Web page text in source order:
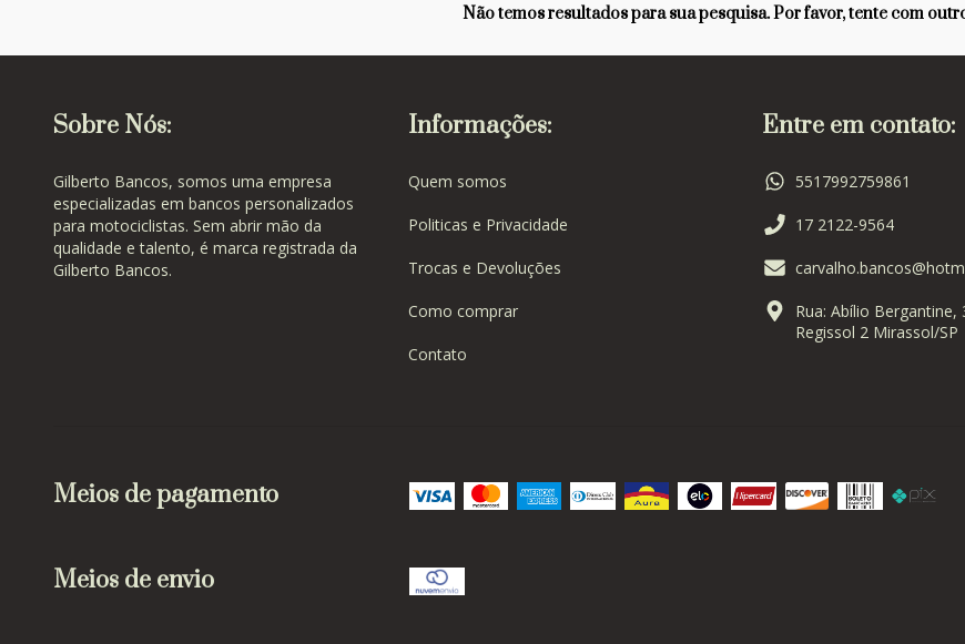
Não temos resultados para sua pesquisa. Por favor, tente com
Sobre Nós:
Gilberto Bancos, somos uma empresa
especializadas em bancos personalizados
para motociclistas. Sem abrir mão da
qualidade e talento, é marca registrada da
Gilberto Bancos.
Informações:
Quem somos
Politicas e Privacidade
Trocas e Devoluções
Como comprar
Contato
Entre em contato:
5517992759861
17 2122-9564
Rua: Abílio Bergantine,
Regissol 2 Mirassol/SP
Meios de pagamento
Meios de envio